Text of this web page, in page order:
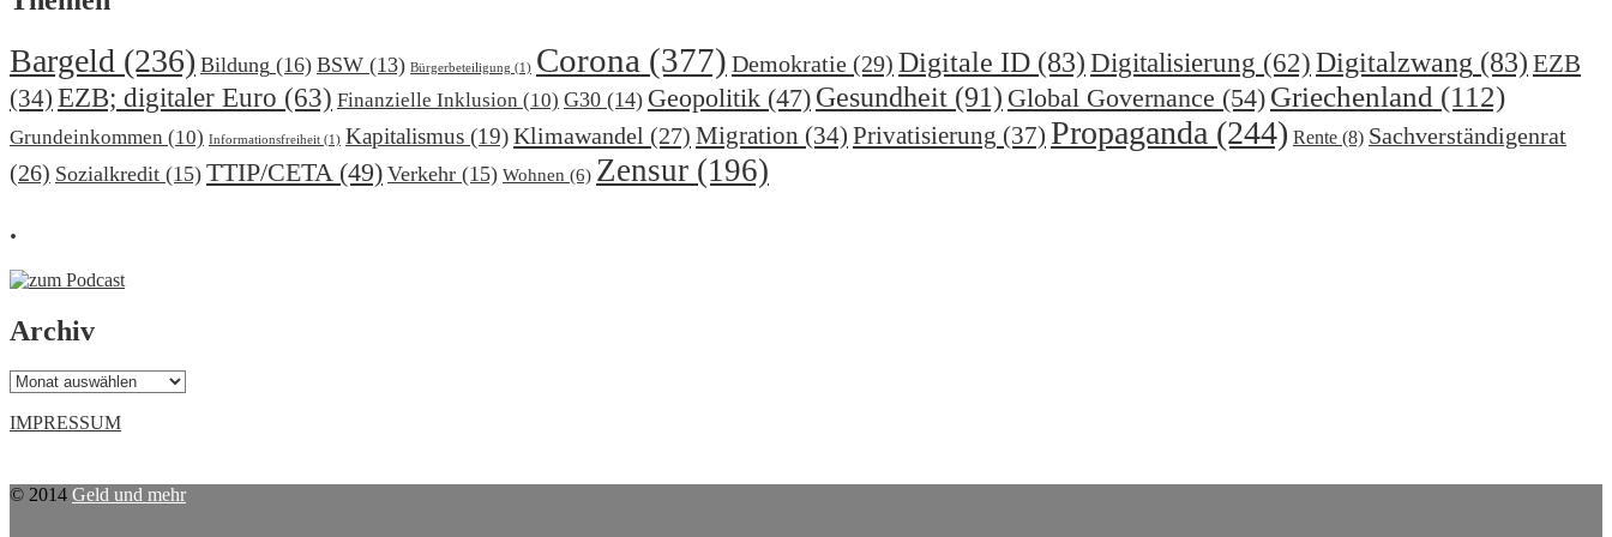
Bargeld (236) Bildung (16) BSW (13) Bürgerbeteiligung (1) Corona (377) Demokratie (29) Digitale ID (83) Digitalisierung (62) Digitalzwang (83) EZB
(34) EZB; digitaler Euro (63) Finanzielle Inklusion (10) G30 (14) Geopolitik (47) Gesundheit (91) Global Governance (54) Griechenland (112)
Grundeinkommen (10) Informationsfreiheit (1) Kapitalismus (19)Klimawandel (27) Migration (34) Privatisierung (37) Propaganda (244) Rente (8) Sachverständigenrat
(26) Sozialkredit (15) TTIP/CETA (49) Verkehr (15) Wohnen (6) Zensur (196)
.
Archiv
Archiv
IMPRESSUM
© 2014 Geld und mehr